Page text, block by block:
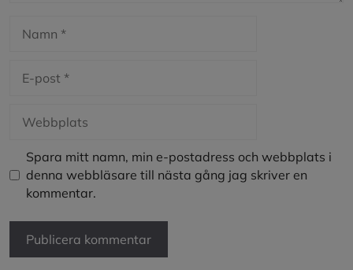
post
Spara mitt namn, min e-postadress och webbplats i
denna webbläsare till nästa gång jag skriver en
kommentar.